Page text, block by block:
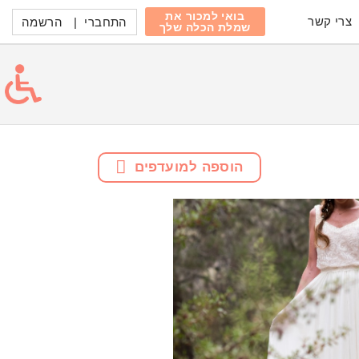
צרי קשר
בואי למכור את
שמלת הכלה שלך
התחברי | הרשמה
הוספה למועדפים